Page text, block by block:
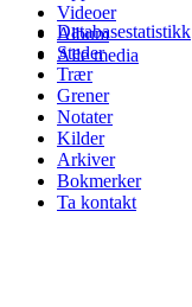
Videoer
Album
Alle media
Databasestatistikk
Steder
Trær
Grener
Notater
Kilder
Arkiver
Bokmerker
Ta kontakt